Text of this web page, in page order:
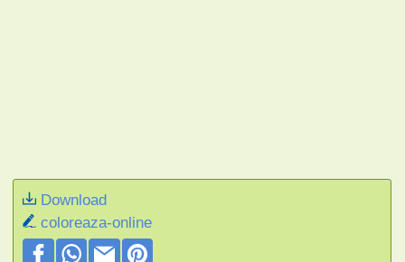
Download
coloreaza-online